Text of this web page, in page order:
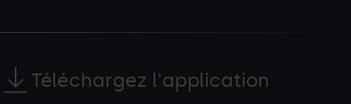
Téléchargez l'application